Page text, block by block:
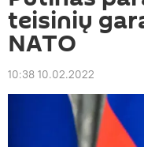
teisinių
NATO
10:38 10.02.2022